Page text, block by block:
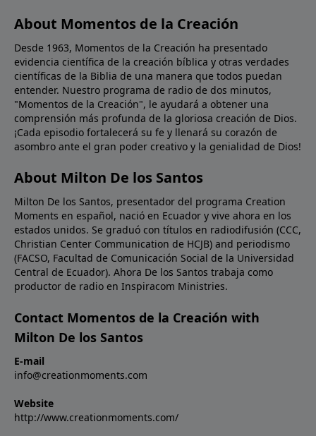
About Momentos de la Creación
Desde 1963, Momentos de la Creación ha presentado
evidencia científica de la creación bíblica y otras verdades
científicas de la Biblia de una manera que todos puedan
entender. Nuestro programa de radio de dos minutos,
"Momentos de la Creación", le ayudará a obtener una
comprensión más profunda de la gloriosa creación de Dios.
¡Cada episodio fortalecerá su fe y llenará su corazón de
asombro ante el gran poder creativo y la genialidad de Dios!
About Milton De los Santos
Milton De los Santos, presentador del programa Creation
Moments en español, nació en Ecuador y vive ahora en los
estados unidos. Se graduó con títulos en radiodifusión (CCC,
Christian Center Communication de HCJB) and periodismo
(FACSO, Facultad de Comunicación Social de la Universidad
Central de Ecuador). Ahora De los Santos trabaja como
productor de radio en Inspiracom Ministries.
Contact Momentos de la Creación with
Milton De los Santos
E-mail
info@creationmoments.com
Website
http://www.creationmoments.com/